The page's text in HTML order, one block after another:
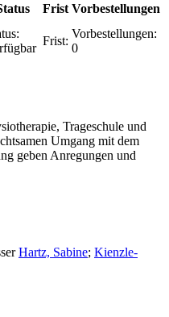
Frist Vorbestellungen
Frist:
Vorbestellungen:
0
Trageschule und
Umgang mit dem
geben Anregungen und
Hartz, Sabine; Kienzle-